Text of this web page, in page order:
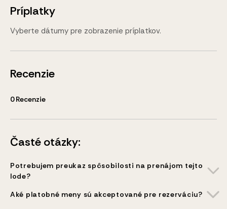
Príplatky
Vyberte dátumy pre zobrazenie príplatkov.
Recenzie
0 Recenzie
Časté otázky:
Potrebujem preukaz spôsobilosti na prenájom tejto
lode?
Aké platobné meny sú akceptované pre rezerváciu?